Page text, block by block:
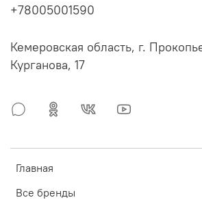
Главная
Все бренды
+78005001590
Кемеровская область, г.
Курганова, 17